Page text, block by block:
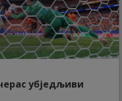
убједљиви